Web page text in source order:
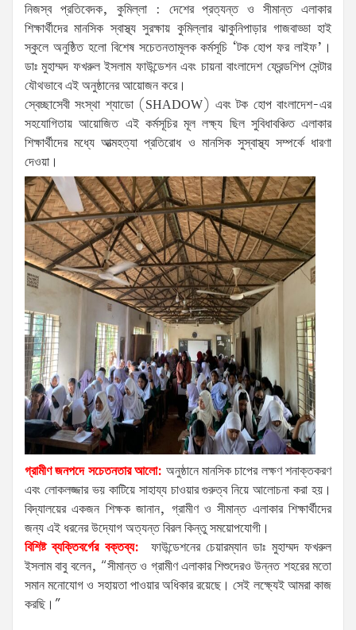
​নিজস্ব প্রতিবেদক, কুমিল্লা : ​দেশের প্রত্যন্ত ও সীমান্ত এলাকার
শিক্ষার্থীদের মানসিক স্বাস্থ্য সুরক্ষায় কুমিল্লার ঝাকুনিপাড়ার গাজবাড্ডা হাই
স্কুলে অনুষ্ঠিত হলো বিশেষ সচেতনতামূলক কর্মসূচি ‘টক হোপ ফর লাইফ’।
ডাঃ মুহাম্মদ ফখরুল ইসলাম ফাউন্ডেশন এবং চায়না বাংলাদেশ ফ্রেন্ডশিপ সেন্টার
যৌথভাবে এই অনুষ্ঠানের আয়োজন করে।
​স্বেচ্ছাসেবী সংস্থা শ্যাডো (SHADOW) এবং টক হোপ বাংলাদেশ-এর
সহযোগিতায় আয়োজিত এই কর্মসূচির মূল লক্ষ্য ছিল সুবিধাবঞ্চিত এলাকার
শিক্ষার্থীদের মধ্যে আত্মহত্যা প্রতিরোধ ও মানসিক সুস্বাস্থ্য সম্পর্কে ধারণা
দেওয়া।
গ্রামীণ জনপদে সচেতনতার আলো: ​অনুষ্ঠানে মানসিক চাপের লক্ষণ শনাক্তকরণ
এবং লোকলজ্জার ভয় কাটিয়ে সাহায্য চাওয়ার গুরুত্ব নিয়ে আলোচনা করা হয়।
বিদ্যালয়ের একজন শিক্ষক জানান, গ্রামীণ ও সীমান্ত এলাকার শিক্ষার্থীদের
জন্য এই ধরনের উদ্যোগ অত্যন্ত বিরল কিন্তু সময়োপযোগী।
​বিশিষ্ট ব্যক্তিবর্গের বক্তব্য: ফাউন্ডেশনের চেয়ারম্যান ডাঃ মুহাম্মদ ফখরুল
ইসলাম বাবু বলেন, “সীমান্ত ও গ্রামীণ এলাকার শিশুদেরও উন্নত শহরের মতো
সমান মনোযোগ ও সহায়তা পাওয়ার অধিকার রয়েছে। সেই লক্ষ্যেই আমরা কাজ
করছি।”